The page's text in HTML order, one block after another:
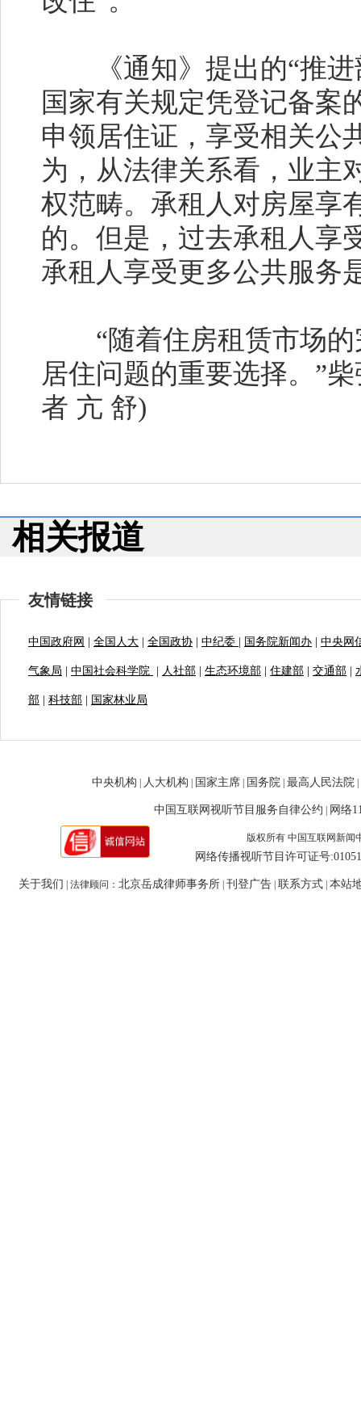
《通知》提出的“推进
国家有关规定凭登记备案
申领居住证，享受相关公
为，从法律关系看，业主
权范畴。承租人对房屋享
的。但是，过去承租人享
承租人享受更多公共服务
“随着住房租赁市场的
居住问题的重要选择。”
者 亢 舒)
相关报道